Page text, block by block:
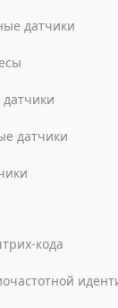
датчики
датчики
кода